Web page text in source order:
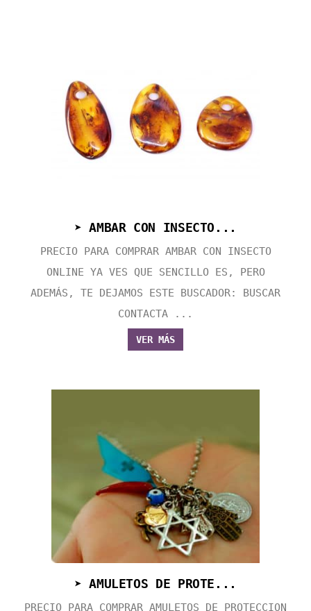
➤ AMBAR CON INSECTO...
PRECIO PARA COMPRAR AMBAR CON INSECTO
ONLINE YA VES QUE SENCILLO ES, PERO
ADEMÁS, TE DEJAMOS ESTE BUSCADOR: BUSCAR
CONTACTA ...
VER MÁS
➤ AMULETOS DE PROTE...
PRECIO PARA COMPRAR AMULETOS DE PROTECCION